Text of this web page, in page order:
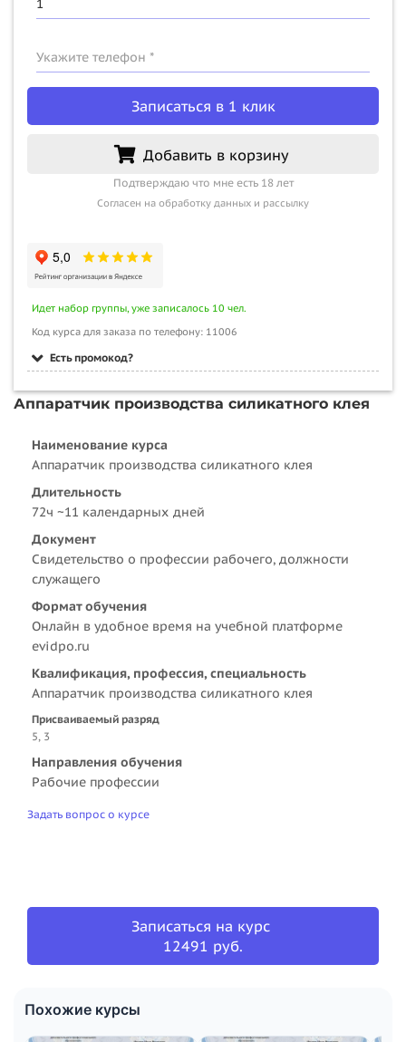
Укажите телефон *
Записаться в 1 клик
Добавить в корзину
Подтверждаю что мне есть 18 лет
Согласен на обработку данных и рассылку
Идет набор группы, уже записалось 10 чел.
Код курса для заказа по телефону: 11006
Есть промокод?
Аппаратчик производства силикатного клея
Наименование курса
Аппаратчик производства силикатного клея
Длительность
72ч ~11 календарных дней
Документ
Свидетельство о профессии рабочего, должности
служащего
Формат обучения
Онлайн в удобное время на учебной платформе
evidpo.ru
Квалификация, профессия, специальность
Аппаратчик производства силикатного клея
Присваиваемый разряд
5, 3
Направления обучения
Рабочие профессии
Задать вопрос о курсе
Записаться на курс
12491 руб.
Похожие курсы